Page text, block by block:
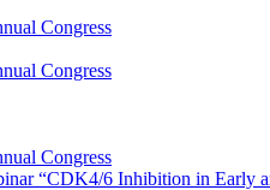
Congress
Congress
Congress
“CDK4/6 Inhibition in Early